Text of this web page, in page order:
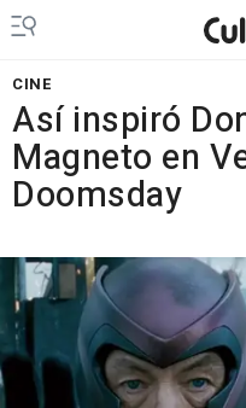
CINE
Así inspiró
Magneto en
Doomsday